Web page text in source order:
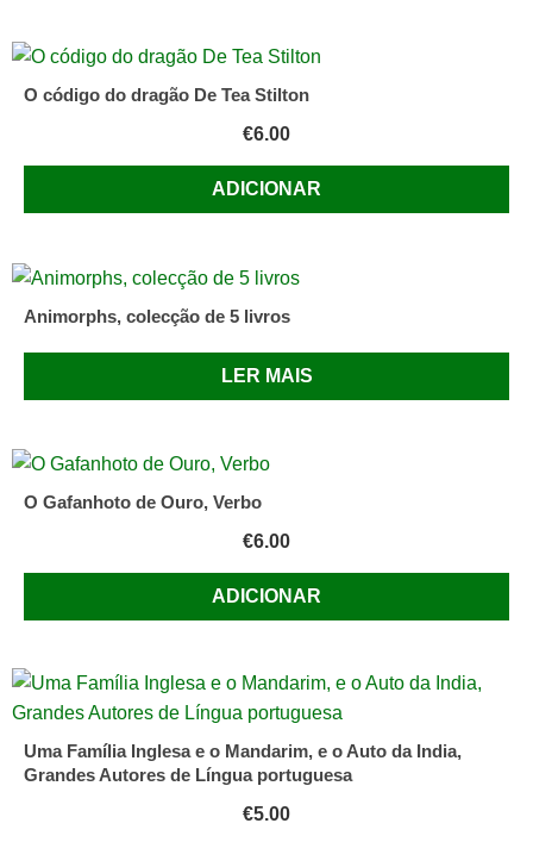
O código do dragão De Tea Stilton
€6.00
ADICIONAR
Animorphs, colecção de 5 livros
LER MAIS
O Gafanhoto de Ouro, Verbo
€6.00
ADICIONAR
Uma Família Inglesa e o Mandarim, e o Auto da India,
Grandes Autores de Língua portuguesa
€5.00